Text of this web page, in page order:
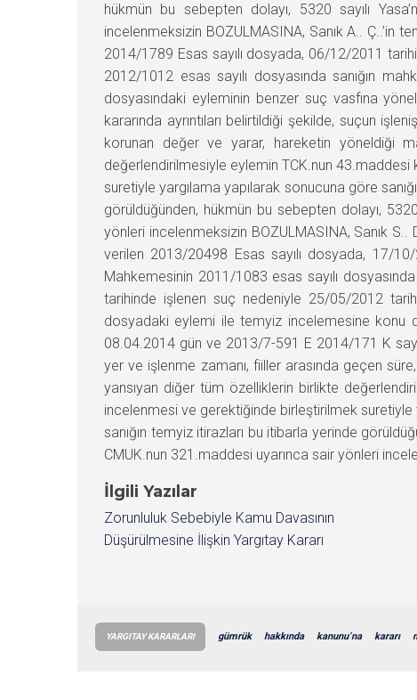
hükmün bu sebepten dolayı, 5320 sayılı
incelenmeksizin BOZULMASINA, Sanık A.. Ç..’in
2014/1789 Esas sayılı dosyada, 06/12/2011
2012/1012 esas sayılı dosyasında sanığın
dosyasındaki eyleminin benzer suç vasfına
kararında ayrıntıları belirtildiği şekilde, suçun
korunan değer ve yarar, hareketin yöneldiği
değerlendirilmesiyle eylemin TCK.nun 43.maddesi
suretiyle yargılama yapılarak sonucuna göre
görüldüğünden, hükmün bu sebepten dolayı,
yönleri incelenmeksizin BOZULMASINA, Sanık
verilen 2013/20498 Esas sayılı dosyada, 17/
Mahkemesinin 2011/1083 esas sayılı
tarihinde işlenen suç nedeniyle 25/05/2012
dosyadaki eylemi ile temyiz incelemesine konu
08.04.2014 gün ve 2013/7-591 E 2014/171 K
yer ve işlenme zamanı, fiiller arasında geçen
yansıyan diğer tüm özelliklerin birlikte
incelenmesi ve gerektiğinde birleştirilmek suretiyle
sanığın temyiz itirazları bu itibarla yerinde
CMUK.nun 321.maddesi uyarınca sair yönleri
İlgili Yazılar
Zorunluluk Sebebiyle Kamu Davasının
Düşürülmesine İlişkin Yargıtay Kararı
YARGITAY KARARLARI gümrük hakkında kanunu’na kararı